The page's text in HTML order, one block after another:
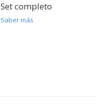
Set completo
Saber más